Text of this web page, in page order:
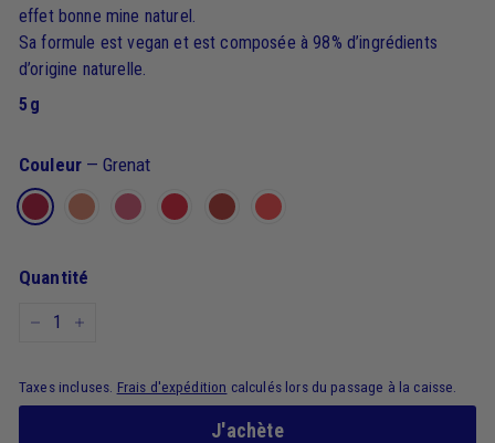
effet bonne mine naturel.
Sa formule est vegan et est composée à 98% d’ingrédients
d’origine naturelle.
5 g
Couleur —Grenat
Quantité
Taxes incluses. Frais d'expédition calculés lors du passage à la caisse.
J'achète